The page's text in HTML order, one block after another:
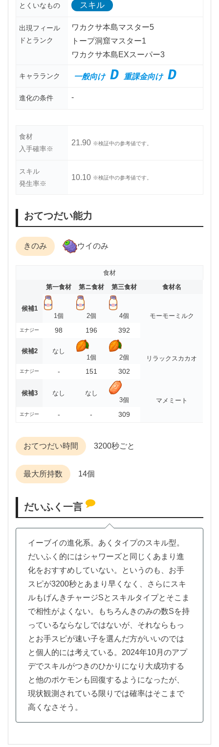
とくいなもの スキル
出現フィール
ドとランク
ワカクサ本島マスター5
トープ洞窟マスター1
ワカクサ本島EXスーパー3
キャラランク 一般向け D 重課金向け D
進化の条件 -
食材
入手確率※
21.90 ※検証中の参考値です。
スキル
発生率※
10.10 ※検証中の参考値です。
おてつだい能力
きのみ ウイのみ
食材
第一食材
第ニ食材 第三食材 食材名
候補1
1個
2個 4個 モーモーミルク
エナジー 98 196 392
候補2
なし
1個
2個 リラックスカカオ
エナジー - 151 302
候補3 なし
なし
3個
マメミート
エナジー - - 309
おてつだい時間 3200秒ごと
最大所持数 14個
だいふく一言
イーブイの進化系。あくタイプのスキル型。
だいふく的にはシャワーズと同じくあまり進
化をおすすめしていない。というのも、お手
スピが3200秒とあまり早くなく、さらにスキ
ルもげんきチャージSとスキルタイプとそこま
で相性がよくない。もちろんきのみの数Sを持
っているならなしではないが、それならもっ
とお手スピが速い子を選んだ方がいいのでは
と個人的には考えている。2024年10月のアプ
デでスキルがつきのひかりになり大成功する
と他のポケモンも回復するようになったが、
現状観測されている限りでは確率はそこまで
高くなさそう。